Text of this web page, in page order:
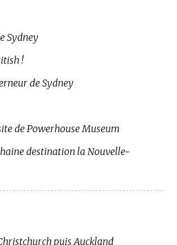
Sydney
!
de Sydney
de Powerhouse Museum
destination la Nouvelle-
puis Auckland